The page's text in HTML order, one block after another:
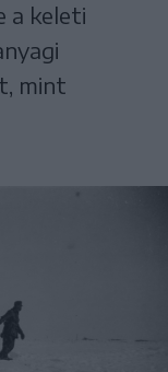
a keleti
mint